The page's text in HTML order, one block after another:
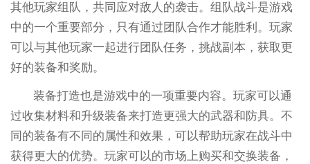
其他玩家组队，共同应对敌人的袭击。组队战斗是游戏
中的一个重要部分，只有通过团队合作才能胜利。玩家
可以与其他玩家一起进行团队任务，挑战副本，获取更
好的装备和奖励。
装备打造也是游戏中的一项重要内容。玩家可以通
过收集材料和升级装备来打造更强大的武器和防具。不
同的装备有不同的属性和效果，可以帮助玩家在战斗中
获得更大的优势。玩家可以的市场上购买和交换装备，